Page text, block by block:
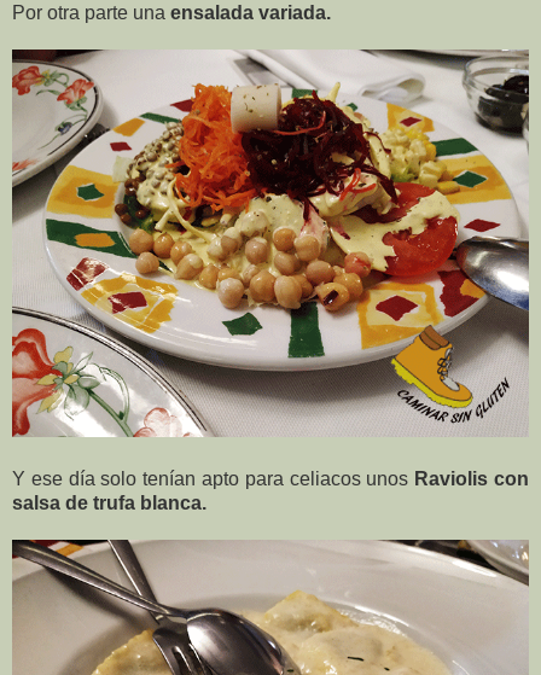
Por otra parte una ensalada variada.
Y ese día solo tenían apto para celiacos unos Raviolis con
salsa de trufa blanca.